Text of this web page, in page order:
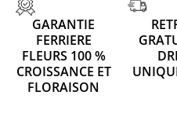
GARANTIE
FERRIERE
FLEURS 100 %
CROISSANCE ET
FLORAISON